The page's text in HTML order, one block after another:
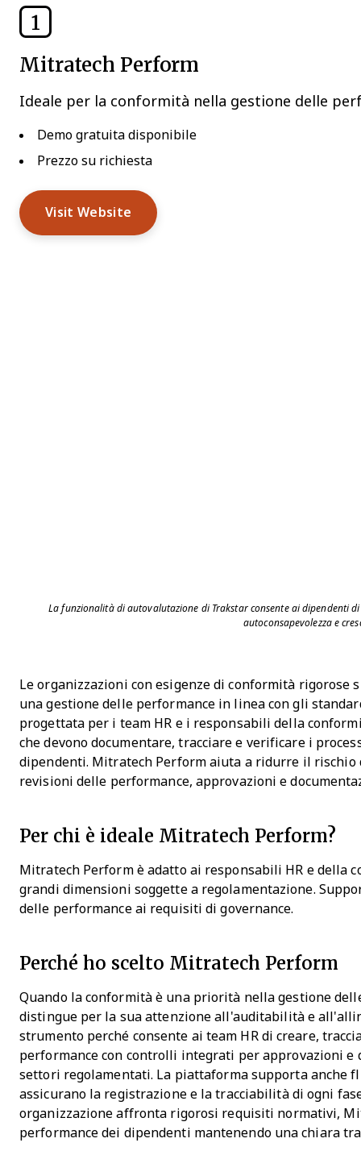
1
Mitratech Perform
Ideale per la conformità nella gestione delle
Demo gratuita disponibile
Prezzo su richiesta
Visit Website
La funzionalità di autovalutazione di Trakstar consente ai dipendenti
autoconsapevolezza e
Le organizzazioni con esigenze di conformità rigorose
una gestione delle performance in linea con gli
progettata per i team HR e i responsabili della
che devono documentare, tracciare e verificare i
dipendenti. Mitratech Perform aiuta a ridurre il rischio
revisioni delle performance, approvazioni e
Per chi è ideale Mitratech Perform?
Mitratech Perform è adatto ai responsabili HR e della
grandi dimensioni soggette a regolamentazione.
delle performance ai requisiti di governance.
Perché ho scelto Mitratech Perform
Quando la conformità è una priorità nella gestione
distingue per la sua attenzione all'auditabilità e
strumento perché consente ai team HR di creare,
performance con controlli integrati per approvazioni e
settori regolamentati. La piattaforma supporta anche
assicurano la registrazione e la tracciabilità di ogni
organizzazione affronta rigorosi requisiti normativi,
performance dei dipendenti mantenendo una chiara